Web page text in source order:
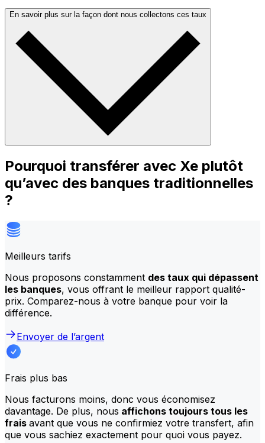
En savoir plus sur la façon dont nous collectons ces taux
Pourquoi transférer avec Xe plutôt
qu’avec des banques traditionnelles
?
Meilleurs tarifs
Nous proposons constamment des taux qui dépassent
les banques, vous offrant le meilleur rapport qualité-
prix. Comparez-nous à votre banque pour voir la
différence.
Envoyer de l’argent
Frais plus bas
Nous facturons moins, donc vous économisez
davantage. De plus, nous affichons toujours tous les
frais avant que vous ne confirmiez votre transfert, afin
que vous sachiez exactement pour quoi vous payez.